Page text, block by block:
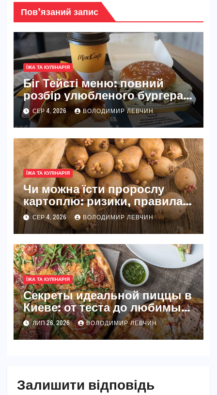
Пов’язаний запис
ЇЖА ТА КУЛІНАРІЯ
Біг Тейсті меню: повний
розбір улюбленого бургера
McDonald’s
СЕР 4, 2026 ВОЛОДИМИР ЛЕВЧИН
ЇЖА ТА КУЛІНАРІЯ
Чи можна їсти пророслу
картоплю: ризики, правила
та безпечні способи
СЕР 4, 2026 ВОЛОДИМИР ЛЕВЧИН
ЇЖА ТА КУЛІНАРІЯ
Секреты идеальной пиццы в
Киеве: от теста до любимых
начинок
ЛИП 26, 2026 ВОЛОДИМИР ЛЕВЧИН
Залишити відповідь